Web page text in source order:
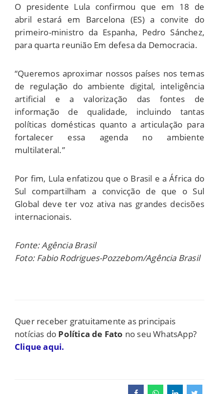
O presidente Lula confirmou que em 18 de
abril estará em Barcelona (ES) a convite do
primeiro-ministro da Espanha, Pedro Sánchez,
para quarta reunião Em defesa da Democracia.
“Queremos aproximar nossos países nos temas
de regulação do ambiente digital, inteligência
artificial e a valorização das fontes de
informação de qualidade, incluindo tantas
políticas domésticas quanto a articulação para
fortalecer essa agenda no ambiente
multilateral.”
Por fim, Lula enfatizou que o Brasil e a África do
Sul compartilham a convicção de que o Sul
Global deve ter voz ativa nas grandes decisões
internacionais.
Fonte: Agência Brasil
Foto: Fabio Rodrigues-Pozzebom/Agência Brasil
Quer receber gratuitamente as principais
notícias do Política de Fato no seu WhatsApp?
Clique aqui.